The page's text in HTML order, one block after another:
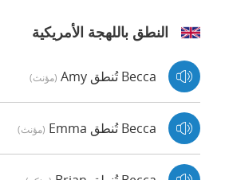
النطق باللهجة الأمريكية
Becca تُنطق Amy (مؤنث)
Becca تُنطق Emma (مؤنث)